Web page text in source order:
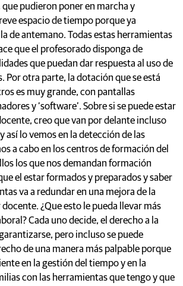
que pudieron poner en marcha y
espacio de tiempo porque ya
de antemano. Todas estas herramientas
que el profesorado disponga de
que puedan dar respuesta al uso de
Por otra parte, la dotación que se está
es muy grande, con pantallas
y ‘software’. Sobre si se puede estar
creo que van por delante incluso
así lo vemos en la detección de las
a cabo en los centros de formación del
los que nos demandan formación
el estar formados y preparados y saber
va a redundar en una mejora de la
¿Que esto le pueda llevar más
Cada uno decide, el derecho a la
pero incluso se puede
de una manera más palpable porque
en la gestión del tiempo y en la
con las herramientas que tengo y que